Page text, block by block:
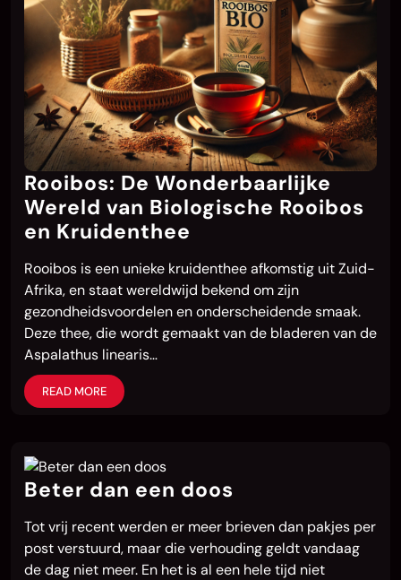
Rooibos: De Wonderbaarlijke
Wereld van Biologische Rooibos
en Kruidenthee
Rooibos is een unieke kruidenthee afkomstig uit Zuid-
Afrika, en staat wereldwijd bekend om zijn
gezondheidsvoordelen en onderscheidende smaak.
Deze thee, die wordt gemaakt van de bladeren van de
Aspalathus linearis…
READ MORE
Beter dan een doos
Tot vrij recent werden er meer brieven dan pakjes per
post verstuurd, maar die verhouding geldt vandaag
de dag niet meer. En het is al een hele tijd niet